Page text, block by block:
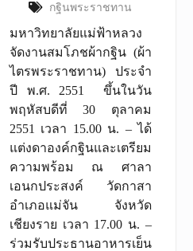
กฐินพระราชทาน
มหาวิทยาลัยแม่ฟ้าหลวง
จัดงานสมโภชผ้ากฐิน (ผ้า
ไตรพระราชทาน) ประจำ
ปี พ.ศ. 2551 ขึ้นในวัน
พฤหัสบดีที่ 30 ตุลาคม
2551 เวลา 15.00 น. – ได้
แต่งดาองค์กฐินและเตรียม
ความพร้อม ณ ศาลา
เอนกประสงค์ วัดกาสา
อำเภอแม่จัน จังหวัด
เชียงราย เวลา 17.00 น. –
ร่วมรับประธานอาหารเย็น